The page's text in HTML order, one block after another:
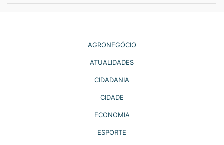
AGRONEGÓCIO
ATUALIDADES
CIDADANIA
CIDADE
ECONOMIA
ESPORTE